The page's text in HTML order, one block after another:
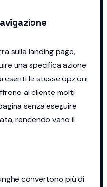
sulla landing page,
una specifica azione
le stesse opzioni
al cliente molti
senza eseguire
rendendo vano il
convertono più di